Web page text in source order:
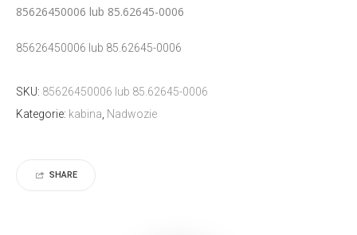
85626450006 lub 85.62645-0006
85626450006 lub 85.62645-0006
SKU: 85626450006 lub 85.62645-0006
Kategorie: kabina Nadwozie
SHARE